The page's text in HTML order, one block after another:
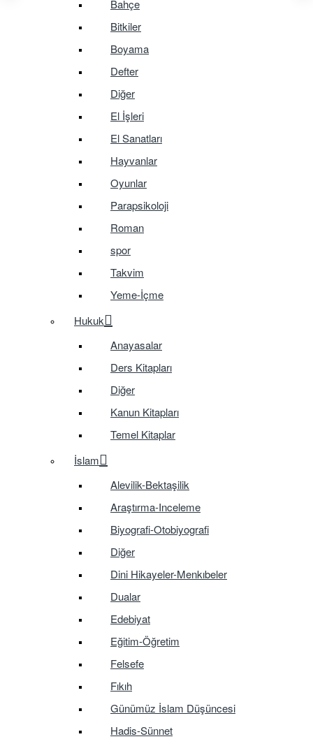
Bahçe
Bitkiler
Boyama
Defter
Diğer
El İşleri
El Sanatları
Hayvanlar
Oyunlar
Parapsikoloji
Roman
spor
Takvim
Yeme-İçme
Hukuk
Anayasalar
Ders Kitapları
Diğer
Kanun Kitapları
Temel Kitaplar
İslam
Alevilik-Bektaşilik
Araştırma-Inceleme
Biyografi-Otobiyografi
Diğer
Dini Hikayeler-Menkıbeler
Dualar
Edebiyat
Eğitim-Öğretim
Felsefe
Fıkıh
Günümüz İslam Düşüncesi
Hadis-Sünnet